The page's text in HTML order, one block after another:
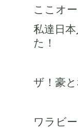
ここオ
私達日
た！
ザ！豪
ワラビ